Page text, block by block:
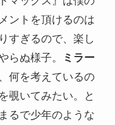
ントを頂けるのは
すぎるので、楽し
らぬ様子。
ミラー
何を考えているの
覗いてみたい。と
るで少年のような